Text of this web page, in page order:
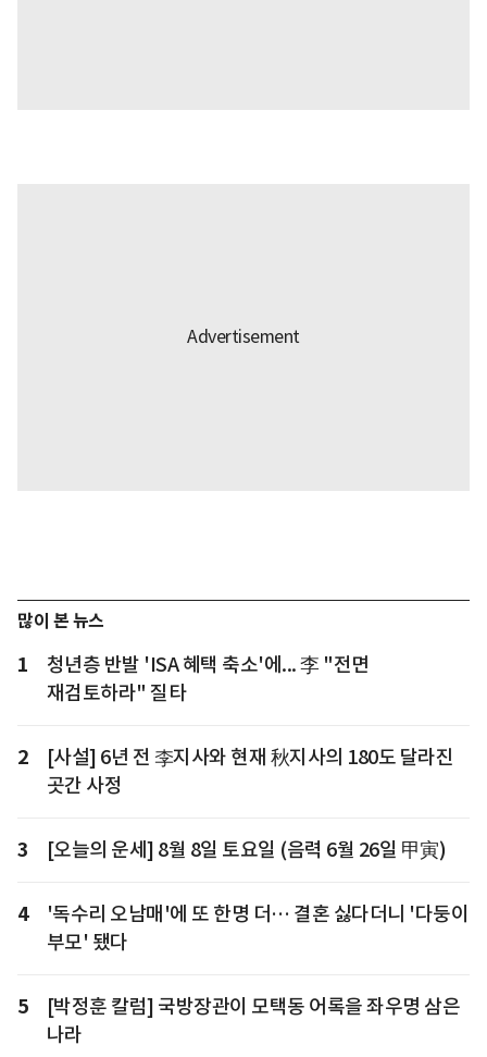
많이 본 뉴스
1
청년층 반발 'ISA 혜택 축소'에... 李 "전면
재검토하라" 질타
2
[사설] 6년 전 李지사와 현재 秋지사의 180도 달라진
곳간 사정
3 [오늘의 운세] 8월 8일 토요일 (음력 6월 26일 甲寅)
4
'독수리 오남매'에 또 한명 더… 결혼 싫다더니 '다둥이
부모' 됐다
5
[박정훈 칼럼] 국방장관이 모택동 어록을 좌우명 삼은
나라